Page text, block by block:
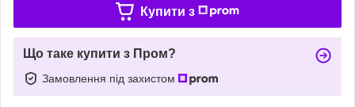
Купити з
Що таке купити з Пром?
Замовлення під захистом